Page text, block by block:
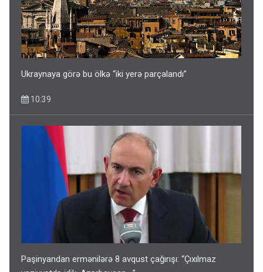
Ukraynaya görə bu ölkə “iki yerə parçalandı”
10:39
Paşinyandan ermənilərə 8 avqust çağırışı: “Çıxılmaz